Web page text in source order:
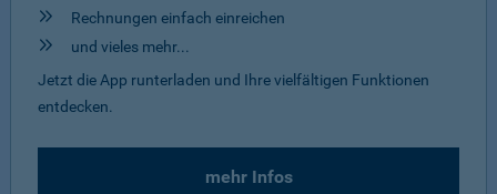
Rechnungen einfach einreichen
und vieles mehr...
Jetzt die App runterladen und Ihre vielfältigen Funktionen
entdecken.
mehr Infos